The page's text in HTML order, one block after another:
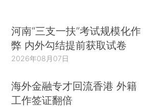
河南“三支一扶”考试规模化作
弊 内外勾结提前获取试卷
2026年08月07日
海外金融专才回流香港 外籍
工作签证翻倍